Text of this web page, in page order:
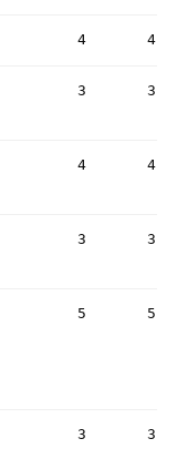
4 4
3 3
4 4
3 3
5 5
3 3